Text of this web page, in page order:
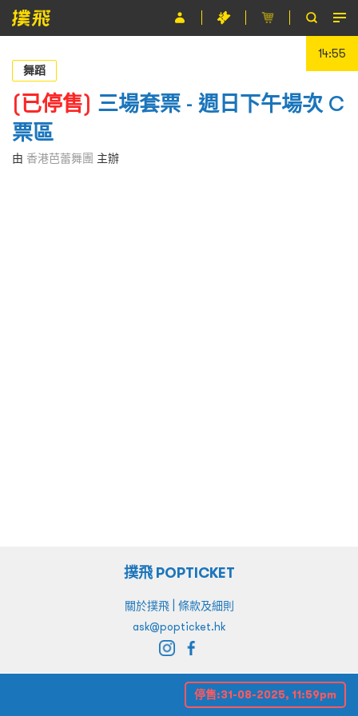
節目
主辦單位
關於撲飛
條款及細則
14:55
舞蹈
(已停售) 三場套票 - 週日下午場次 C
票區
由 香港芭蕾舞團 主辦
停售:31-08-2025, 11:59pm
撲飛 POPTICKET
關於撲飛| 條款及細則
ask@popticket.hk